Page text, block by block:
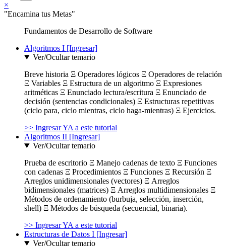
×
"Encamina tus Metas"
Fundamentos de Desarrollo de Software
Algoritmos I [Ingresar]
Ver/Ocultar temario
Breve historia Ξ Operadores lógicos Ξ Operadores de relación
Ξ Variables Ξ Estructura de un algoritmo Ξ Expresiones
aritméticas Ξ Enunciado lectura/escritura Ξ Enunciado de
decisión (sentencias condicionales) Ξ Estructuras repetitivas
(ciclo para, ciclo mientras, ciclo haga-mientras) Ξ Ejercicios.
>> Ingresar YA a este tutorial
Algoritmos II [Ingresar]
Ver/Ocultar temario
Prueba de escritorio Ξ Manejo cadenas de texto Ξ Funciones
con cadenas Ξ Procedimientos Ξ Funciones Ξ Recursión Ξ
Arreglos unidimensionales (vectores) Ξ Arreglos
bidimensionales (matrices) Ξ Arreglos multidimensionales Ξ
Métodos de ordenamiento (burbuja, selección, inserción,
shell) Ξ Métodos de búsqueda (secuencial, binaria).
>> Ingresar YA a este tutorial
Estructuras de Datos I [Ingresar]
Ver/Ocultar temario